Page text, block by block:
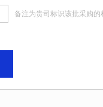
备注为贵司标识该批采购的